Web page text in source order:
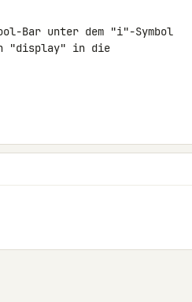
Bar unter dem "i"-Symbol
"display" in die